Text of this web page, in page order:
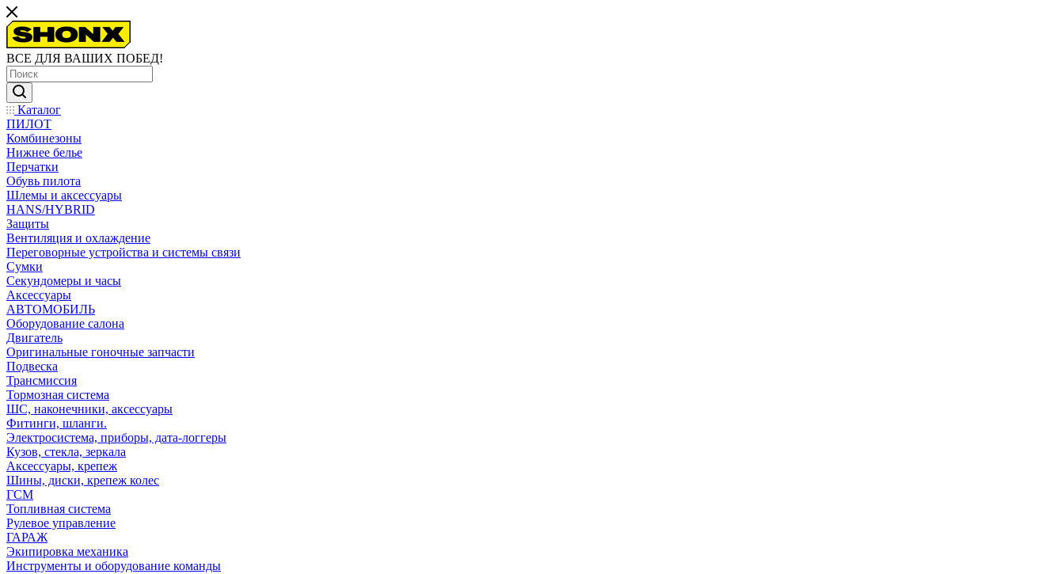
ВСЕ ДЛЯ ВАШИХ ПОБЕД!
Каталог
ПИЛОТ
Комбинезоны
Нижнее белье
Перчатки
Обувь пилота
Шлемы и аксессуары
HANS/HYBRID
Защиты
Вентиляция и охлаждение
Переговорные устройства и системы связи
Сумки
Секундомеры и часы
Аксессуары
АВТОМОБИЛЬ
Оборудование салона
Двигатель
Оригинальные гоночные запчасти
Подвеска
Трансмиссия
Тормозная система
ШС, наконечники, аксессуары
Фитинги, шланги.
Электросистема, приборы, дата-логгеры
Кузов, стекла, зеркала
Аксессуары, крепеж
Шины, диски, крепеж колес
ГСМ
Топливная система
Рулевое управление
ГАРАЖ
Экипировка механика
Инструменты и оборудование команды